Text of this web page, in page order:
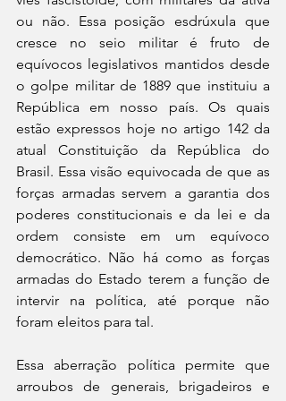
ou não. Essa posição esdrúxula que
cresce no seio militar é fruto de
equívocos legislativos mantidos desde
o golpe militar de 1889 que instituiu a
República em nosso país. Os quais
estão expressos hoje no artigo 142 da
atual Constituição da República do
Brasil. Essa visão equivocada de que as
forças armadas servem a garantia dos
poderes constitucionais e da lei e da
ordem consiste em um equívoco
democrático. Não há como as forças
armadas do Estado terem a função de
intervir na política, até porque não
foram eleitos para tal.
Essa aberração política permite que
arroubos de generais, brigadeiros e